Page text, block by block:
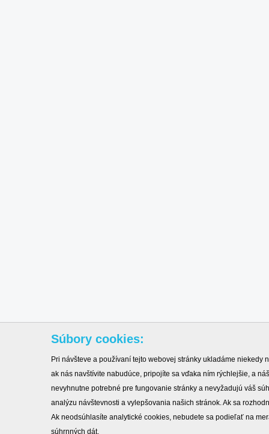
Súbory cookies:
Pri návšteve a používaní tejto webovej stránky ukladáme niekedy
ak nás navštívite nabudúce, pripojíte sa vďaka ním rýchlejšie, a
nevyhnutne potrebné pre fungovanie stránky a nevyžadujú váš
analýzu návštevnosti a vylepšovania našich stránok. Ak sa
Ak neodsúhlasíte analytické cookies, nebudete sa podieľať na
súhrnných dát.